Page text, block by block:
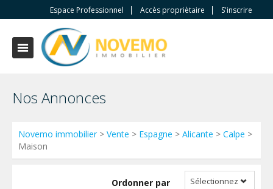
Espace Professionnel Accès propriètaire S'inscrire
Nos Annonces
Novemo immobilier> Vente > Espagne > Alicante > Calpe >
Maison
Ordonner par Sélectionnez